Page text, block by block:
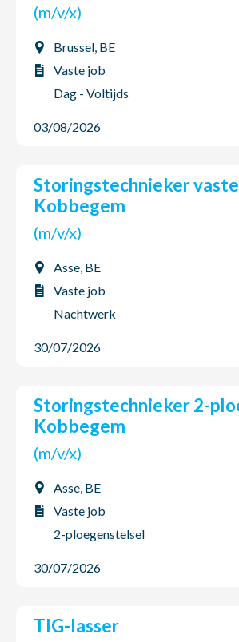
(m/v/x)
Brussel, BE
Vaste job
Dag - Voltijds
03/08/2026
Storingstechnieker vaste nacht
Kobbegem
(m/v/x)
Asse, BE
Vaste job
Nachtwerk
30/07/2026
Storingstechnieker 2-ploegen
Kobbegem
(m/v/x)
Asse, BE
Vaste job
2-ploegenstelsel
30/07/2026
TIG-lasser